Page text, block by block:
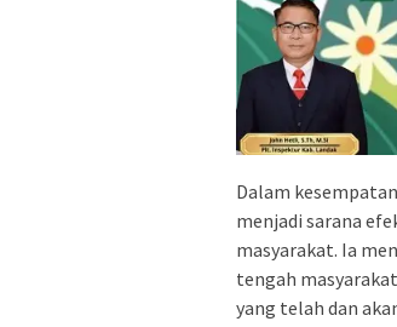
Dalam
menjadi sarana
masyarakat. Ia
tengah
yang telah dan